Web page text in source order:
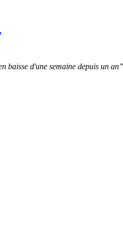
baisse d'une semaine depuis un